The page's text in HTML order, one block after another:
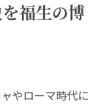
福生の博
やローマ時代に